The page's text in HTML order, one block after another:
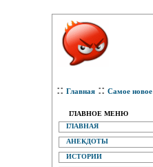
:: Главная :: Самое новое
ГЛАВНОЕ МЕНЮ
ГЛАВНАЯ
АНЕКДОТЫ
ИСТОРИИ